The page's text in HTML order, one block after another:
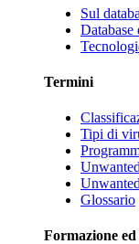
Sul
Database
Termini
Tipi di
Glossario
Formazione